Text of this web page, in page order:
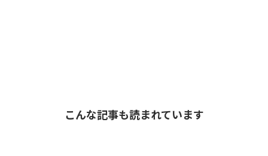
こんな記事も読まれています